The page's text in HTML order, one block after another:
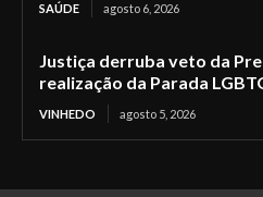
SAÚDE agosto 6, 2026
Justiça derruba veto da
realização da Parada
VINHEDO agosto 5, 2026